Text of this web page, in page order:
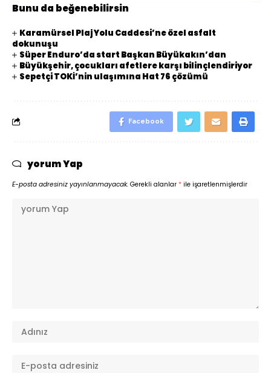
Bunu da beğenebilirsin
Karamürsel Plaj Yolu Caddesi’ne özel asfalt
dokunuşu
Süper Enduro’da start Başkan Büyükakın’dan
Büyükşehir, çocukları afetlere karşı bilinçlendiriyor
Sepetçi TOKİ’nin ulaşımına Hat 76 çözümü
Facebook
yorum Yap
E-posta adresiniz yayınlanmayacak. Gerekli alanlar * ile işaretlenmişlerdir